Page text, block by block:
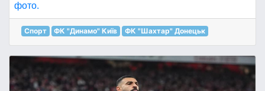
фото.
Спорт ФК "Динамо" Київ ФК "Шахтар" Донецьк